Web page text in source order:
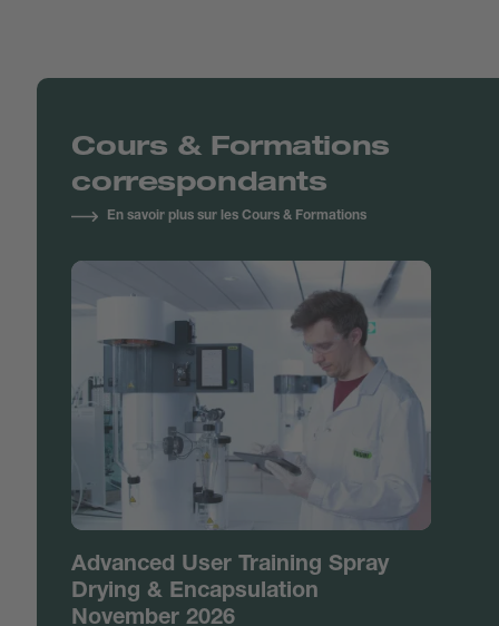
Cours & Formations
correspondants
En savoir plus sur les Cours & Formations
Advanced User Training Spray
Drying & Encapsulation
November 2026